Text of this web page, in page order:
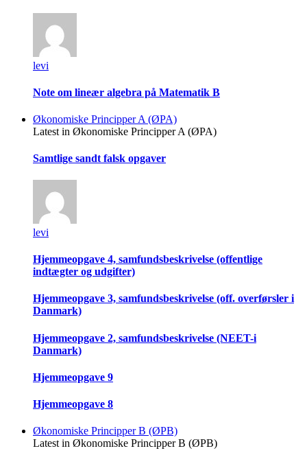
levi
Note om lineær algebra på Matematik B
Økonomiske Principper A (ØPA)
Latest in Økonomiske Principper A (ØPA)
Samtlige sandt falsk opgaver
levi
Hjemmeopgave 4, samfundsbeskrivelse (offentlige
indtægter og udgifter)
Hjemmeopgave 3, samfundsbeskrivelse (off. overførsler i
Danmark)
Hjemmeopgave 2, samfundsbeskrivelse (NEET-i
Danmark)
Hjemmeopgave 9
Hjemmeopgave 8
Økonomiske Principper B (ØPB)
Latest in Økonomiske Principper B (ØPB)